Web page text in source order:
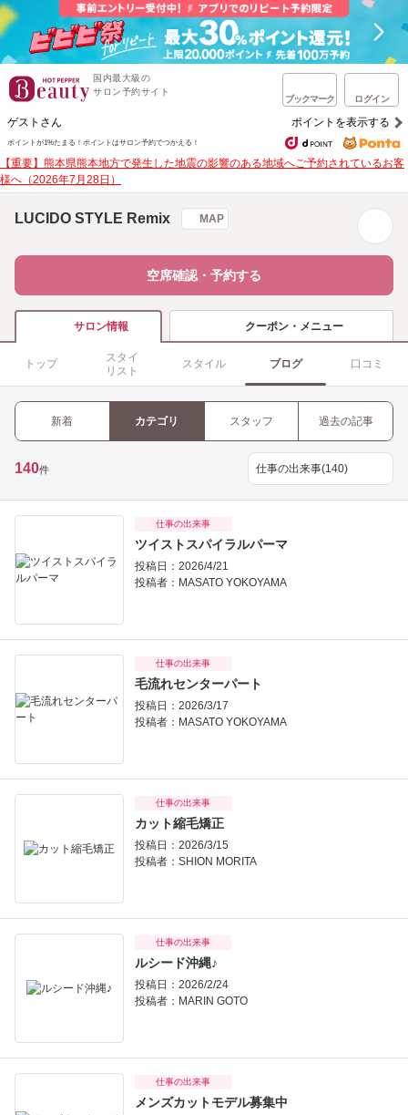
国内最大級の
サロン予約サイト
ブックマーク ログイン
ゲストさん ポイントを表示する
ポイントが1%たまる！ ポイントはサロン予約でつかえる！
【重要】熊本県熊本地方で発生した地震の影響のある地域へご予約されているお客
様へ（2026年7月28日）
LUCIDO STYLE Remix MAP
空席確認・予約する
サロン情報 クーポン・メニュー
トップ
スタイ
リスト
スタイル ブログ 口コミ
新着 カテゴリ スタッフ 過去の記事
140件
仕事の出来事
ツイストスパイラルパーマ
投稿日：2026/4/21
投稿者： MASATO YOKOYAMA
仕事の出来事
毛流れセンターパート
投稿日：2026/3/17
投稿者： MASATO YOKOYAMA
仕事の出来事
カット縮毛矯正
投稿日：2026/3/15
投稿者： SHION MORITA
仕事の出来事
ルシード沖縄♪
投稿日：2026/2/24
投稿者： MARIN GOTO
仕事の出来事
メンズカットモデル募集中